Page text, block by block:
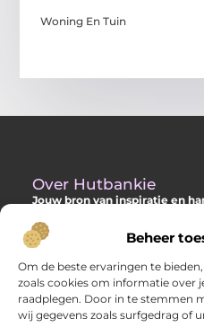
Beheer
Om de beste ervaringen te
zoals cookies om informatie over
raadplegen. Door in te stemmen
wij gegevens zoals surfgedrag of
Woning En Tuin
Over Hutbankie
Jouw bron van inspiratie en
Ontdek een ruime collectie
het meeste uit je buitenruimte
adviezen en verrassende
buitenplekken.